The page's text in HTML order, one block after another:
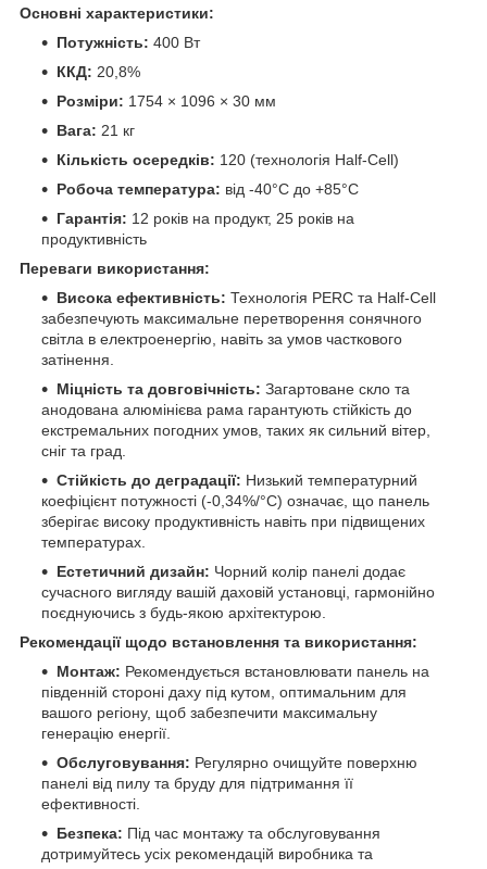
Основні характеристики:
Потужність: 400 Вт
ККД: 20,8%
Розміри: 1754 × 1096 × 30 мм
Вага: 21 кг
Кількість осередків: 120 (технологія Half-Cell)
Робоча температура: від -40°C до +85°C
Гарантія: 12 років на продукт, 25 років на
продуктивність
Переваги використання:
Висока ефективність: Технологія PERC та Half-Cell
забезпечують максимальне перетворення сонячного
світла в електроенергію, навіть за умов часткового
затінення.
Міцність та довговічність: Загартоване скло та
анодована алюмінієва рама гарантують стійкість до
екстремальних погодних умов, таких як сильний вітер,
сніг та град.
Стійкість до деградації: Низький температурний
коефіцієнт потужності (-0,34%/°C) означає, що панель
зберігає високу продуктивність навіть при підвищених
температурах.
Естетичний дизайн: Чорний колір панелі додає
сучасного вигляду вашій даховій установці, гармонійно
поєднуючись з будь-якою архітектурою.
Рекомендації щодо встановлення та використання:
Монтаж: Рекомендується встановлювати панель на
південній стороні даху під кутом, оптимальним для
вашого регіону, щоб забезпечити максимальну
генерацію енергії.
Обслуговування: Регулярно очищуйте поверхню
панелі від пилу та бруду для підтримання її
ефективності.
Безпека: Під час монтажу та обслуговування
дотримуйтесь усіх рекомендацій виробника та